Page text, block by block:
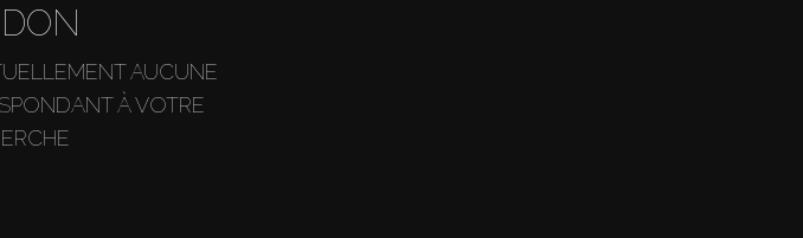
AUCUNE
À VOTRE